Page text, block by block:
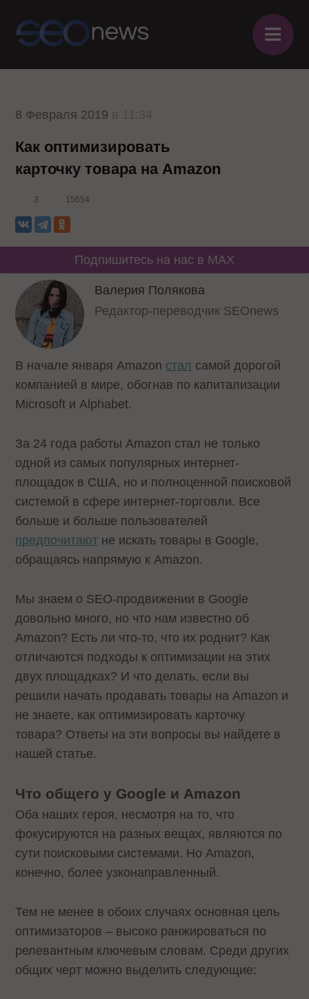
≡
8 Февраля 2019
Как оптимизировать
карточку товара на Amazon
3 15654
Подпишитесь на нас в MAX
Валерия Полякова
Редактор-переводчик SEOnews
В начале января Amazon стал самой дорогой
компанией в мире, обогнав по капитализации
Microsoft и Alphabet.
За 24 года работы Amazon стал не только
одной из самых популярных интернет-
площадок в США, но и полноценной поисковой
системой в сфере интернет-торговли. Все
больше и больше пользователей
предпочитают не искать товары в Google,
обращаясь напрямую к Amazon.
Мы знаем о SEO-продвижении в Google
довольно много, но что нам известно об
Amazon? Есть ли что-то, что их роднит? Как
отличаются подходы к оптимизации на этих
двух площадках? И что делать, если вы
решили начать продавать товары на Amazon и
не знаете, как оптимизировать карточку
товара? Ответы на эти вопросы вы найдете в
нашей статье.
Что общего у Google и Amazon
Оба наших героя, несмотря на то, что
фокусируются на разных вещах, являются по
сути поисковыми системами. Но Amazon,
конечно, более узконаправленный.
Тем не менее в обоих случаях основная цель
оптимизаторов – высоко ранжироваться по
релевантным ключевым словам. Среди других
общих черт можно выделить следующие: